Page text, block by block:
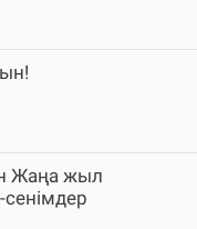
Жаңа жыл